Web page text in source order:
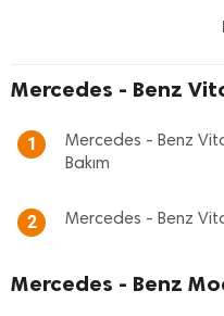
Mercedes - Benz
1
Mercedes - Benz
Bakım
2 Mercedes - Benz
Mercedes - Benz